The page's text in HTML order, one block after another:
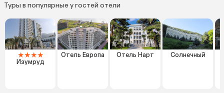
Туры в популярные у гостей отели
★★★★
Изумруд
Отель Европа Отель Нарт
Солнечный